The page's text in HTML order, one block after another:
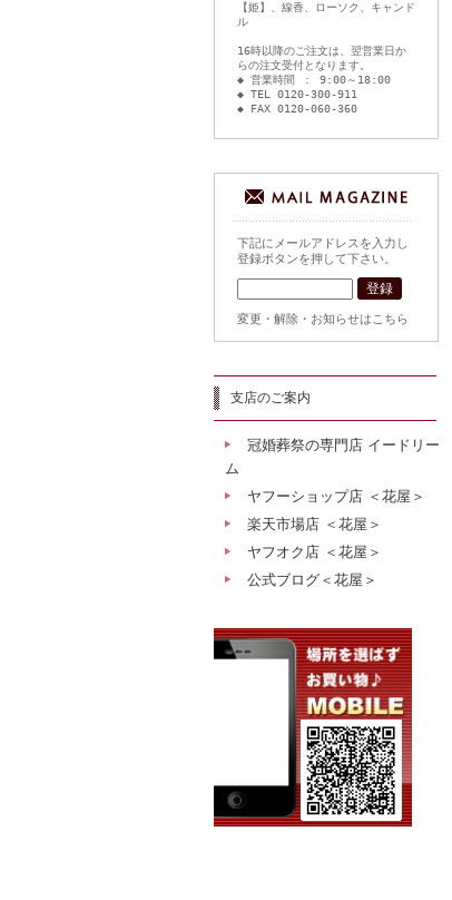
【姫】、線香、ローソク、キャンド
ル
16時以降のご注文は、翌営業日か
らの注文受付となります。
◆ 営業時間 ： 9:00～18:00
◆ TEL 0120-300-911
◆ FAX 0120-060-360
下記にメールアドレスを入力し
登録ボタンを押して下さい。
変更・解除・お知らせはこちら
支店のご案内
冠婚葬祭の専門店 イードリー
ム
ヤフーショップ店 ＜花屋＞
楽天市場店 ＜花屋＞
ヤフオク店 ＜花屋＞
公式ブログ＜花屋＞